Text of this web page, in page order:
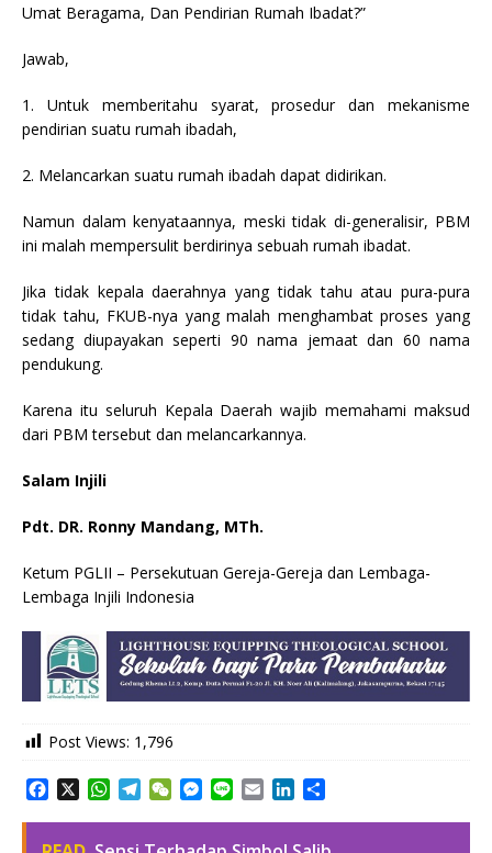
Umat Beragama, Dan Pendirian Rumah Ibadat?”
Jawab,
1. Untuk memberitahu syarat, prosedur dan mekanisme
pendirian suatu rumah ibadah,
2. Melancarkan suatu rumah ibadah dapat didirikan.
Namun dalam kenyataannya, meski tidak di-generalisir, PBM
ini malah mempersulit berdirinya sebuah rumah ibadat.
Jika tidak kepala daerahnya yang tidak tahu atau pura-pura
tidak tahu, FKUB-nya yang malah menghambat proses yang
sedang diupayakan seperti 90 nama jemaat dan 60 nama
pendukung.
Karena itu seluruh Kepala Daerah wajib memahami maksud
dari PBM tersebut dan melancarkannya.
Salam Injili
Pdt. DR. Ronny Mandang, MTh.
Ketum PGLII – Persekutuan Gereja-Gereja dan Lembaga-
Lembaga Injili Indonesia
Post Views: 1,796
W
T
W
M